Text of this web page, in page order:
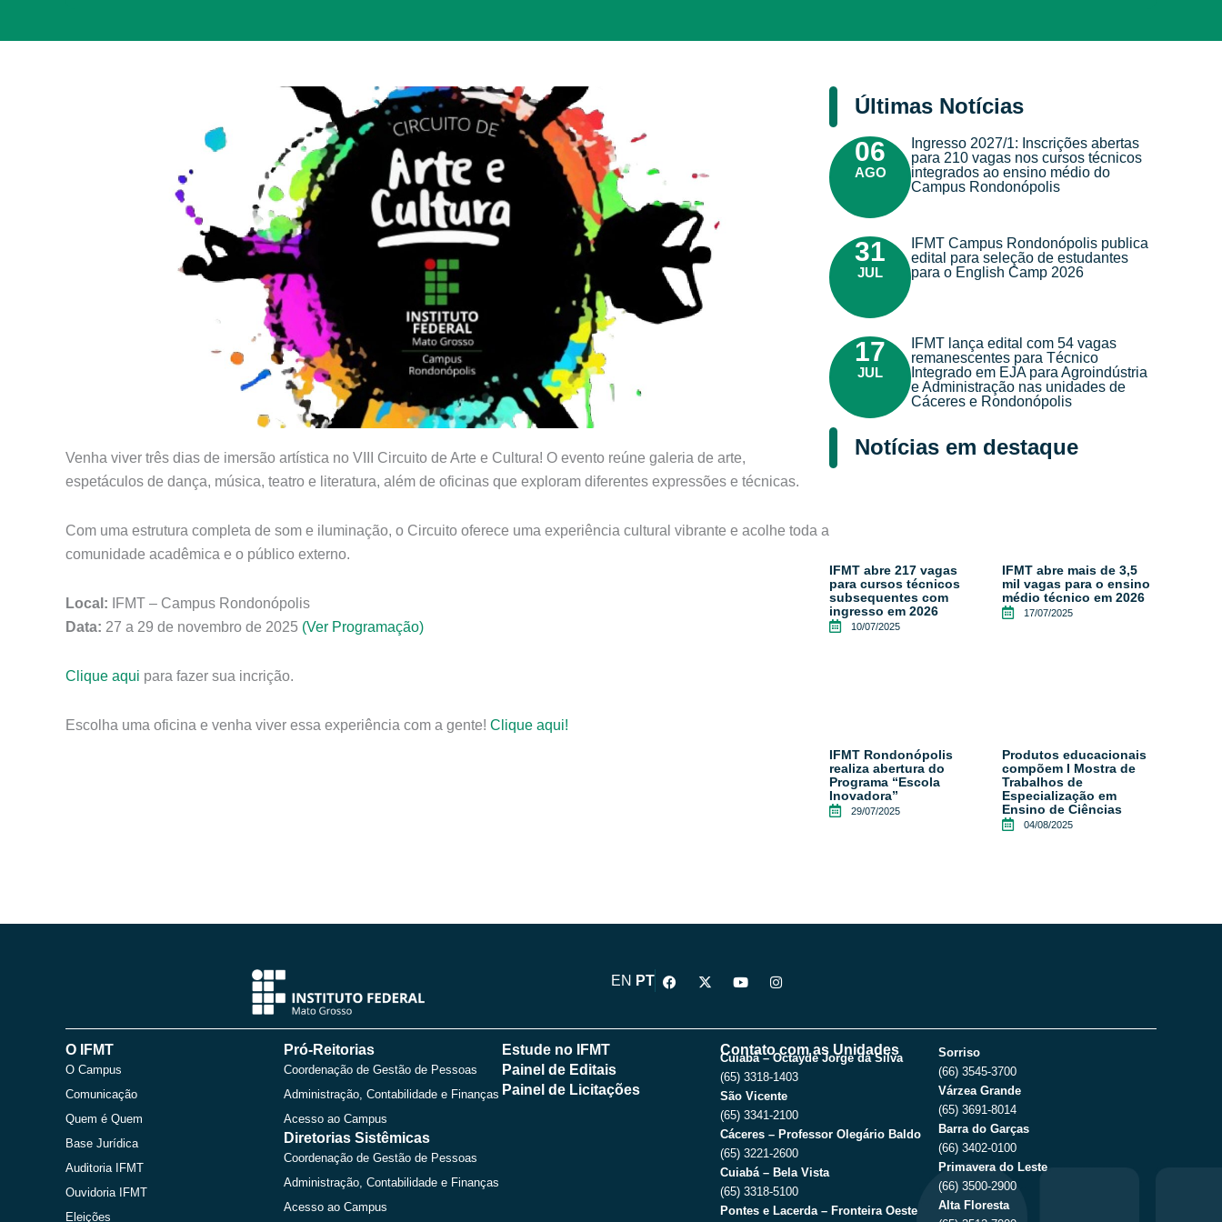
Venha viver três dias de imersão artística no VIII Circuito de Arte e Cultura! O evento reúne galeria de arte,
espetáculos de dança, música, teatro e literatura, além de oficinas que exploram diferentes expressões e técnicas.
Com uma estrutura completa de som e iluminação, o Circuito oferece uma experiência cultural vibrante e acolhe toda a
comunidade acadêmica e o público externo.
Local: IFMT – Campus Rondonópolis
Data: 27 a 29 de novembro de 2025 (Ver Programação)
Clique aqui para fazer sua incrição.
Escolha uma oficina e venha viver essa experiência com a gente! Clique aqui!
Últimas Notícias
06
AGO
Ingresso 2027/1: Inscrições abertas
para 210 vagas nos cursos técnicos
integrados ao ensino médio do
Campus Rondonópolis
31
JUL
IFMT Campus Rondonópolis publica
edital para seleção de estudantes
para o English Camp 2026
17
JUL
IFMT lança edital com 54 vagas
remanescentes para Técnico
Integrado em EJA para Agroindústria
e Administração nas unidades de
Cáceres e Rondonópolis
Notícias em destaque
IFMT abre 217 vagas
para cursos técnicos
subsequentes com
ingresso em 2026
10/07/2025
IFMT abre mais de 3,5
mil vagas para o ensino
médio técnico em 2026
17/07/2025
IFMT Rondonópolis
realiza abertura do
Programa “Escola
Inovadora”
29/07/2025
Produtos educacionais
compõem I Mostra de
Trabalhos de
Especialização em
Ensino de Ciências
04/08/2025
EN PT
F
a
b
X
-
i
Y
o
u
b
e
I
n
a
g
r
a
m
O IFMT
O Campus
Comunicação
Quem é Quem
Base Jurídica
Auditoria IFMT
Ouvidoria IFMT
Eleições
Pró-Reitorias
Coordenação de Gestão de Pessoas
Administração, Contabilidade e Finanças
Acesso ao Campus
Diretorias Sistêmicas
Coordenação de Gestão de Pessoas
Administração, Contabilidade e Finanças
Acesso ao Campus
Estude no IFMT
Painel de Editais
Painel de Licitações
Contato com as Unidades
Cuiabá – Octayde Jorge da Silva
(65) 3318-1403
São Vicente
(65) 3341-2100
Cáceres – Professor Olegário Baldo
(65) 3221-2600
Cuiabá – Bela Vista
(65) 3318-5100
Pontes e Lacerda – Fronteira Oeste
Sorriso
(66) 3545-3700
Várzea Grande
(65) 3691-8014
Barra do Garças
(66) 3402-0100
Primavera do Leste
(66) 3500-2900
Alta Floresta